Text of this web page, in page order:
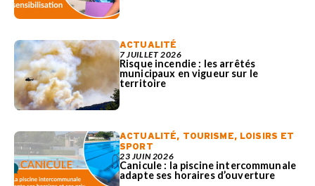
ACTUALITÉ
7 JUILLET 2026
Risque incendie : les arrêtés
municipaux en vigueur sur le
territoire
ACTUALITÉ, TOURISME, LOISIRS ET
SPORT
23 JUIN 2026
Canicule : la piscine intercommunale
adapte ses horaires d’ouverture